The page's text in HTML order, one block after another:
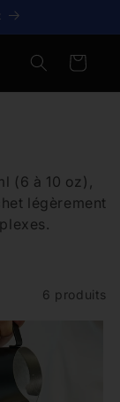
Panier
(6 à 10 oz),
légèrement
6 produits